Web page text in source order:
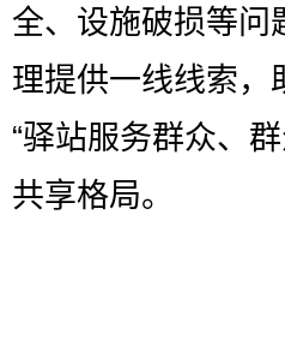
全、设施破损等问
理提供一线线索，
“驿站服务群众、
共享格局。